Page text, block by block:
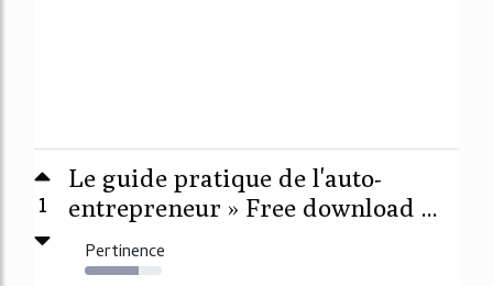
1
Le guide pratique de l'auto-
entrepreneur » Free download ...
Pertinence
70%